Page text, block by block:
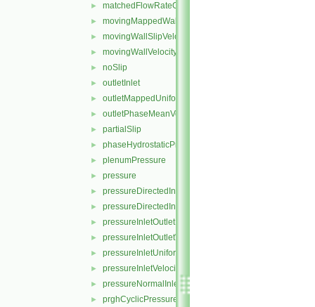
► matchedFlowRateOutletVelocity
► movingMappedWallVelocity
► movingWallSlipVelocity
► movingWallVelocity
► noSlip
► outletInlet
► outletMappedUniformInlet
► outletPhaseMeanVelocity
► partialSlip
► phaseHydrostaticPressure
► plenumPressure
► pressure
► pressureDirectedInletOutletVelocity
► pressureDirectedInletVelocity
► pressureInletOutletParSlipVelocity
► pressureInletOutletVelocity
► pressureInletUniformVelocity
► pressureInletVelocity
► pressureNormalInletOutletVelocity
► prghCyclicPressure